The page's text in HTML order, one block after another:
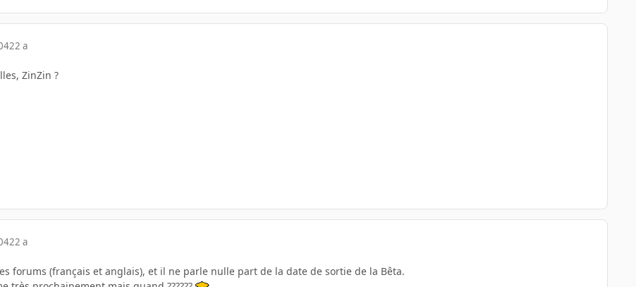
22 a
ZinZin ?
22 a
forums (français et anglais), et il ne parle nulle part de la date de sortie de la Bêta.